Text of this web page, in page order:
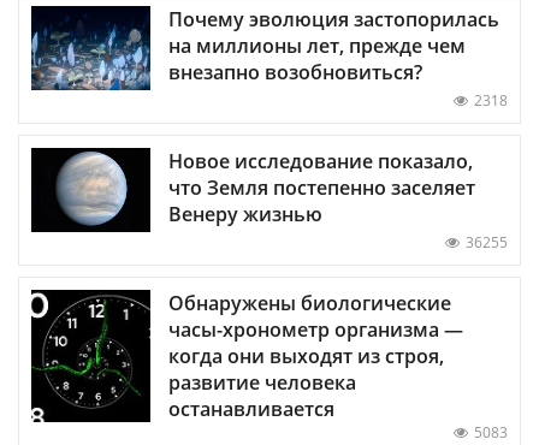
Почему эволюция застопорилась
на миллионы лет, прежде чем
внезапно возобновиться?
2318
Новое исследование показало,
что Земля постепенно заселяет
Венеру жизнью
36255
Обнаружены биологические
часы-хронометр организма —
когда они выходят из строя,
развитие человека
останавливается
5083